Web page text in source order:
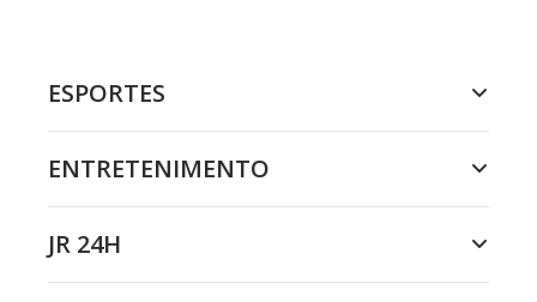
ESPORTES
ENTRETENIMENTO
JR 24H